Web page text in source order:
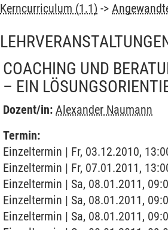
Kerncurriculum (1.1) ->
COACHING UND
– EIN
Dozent/in: Alexander Naumann
Termin:
Einzeltermin | Fr, 03.12.2010,
Einzeltermin | Fr, 07.01.2011,
Einzeltermin | Sa, 08.01.2011,
Einzeltermin | Sa, 08.01.2011,
Einzeltermin | Sa, 08.01.2011,